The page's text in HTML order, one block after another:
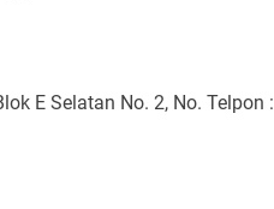
E Selatan No. 2, No. Telpon :